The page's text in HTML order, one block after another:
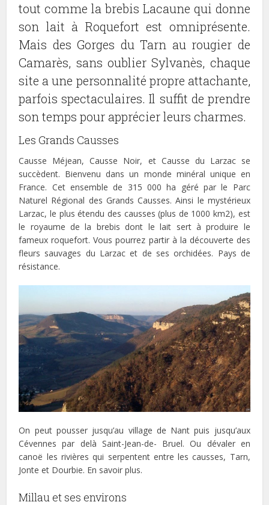
tout comme la brebis Lacaune qui donne
son lait à Roquefort est omniprésente.
Mais des Gorges du Tarn au rougier de
Camarès, sans oublier Sylvanès, chaque
site a une personnalité propre attachante,
parfois spectaculaires. Il suffit de prendre
son temps pour apprécier leurs charmes.
Les Grands Causses
Causse Méjean, Causse Noir, et Causse du Larzac se
succèdent. Bienvenu dans un monde minéral unique en
France. Cet ensemble de 315 000 ha géré par le Parc
Naturel Régional des Grands Causses. Ainsi le mystérieux
Larzac, le plus étendu des causses (plus de 1000 km2), est
le royaume de la brebis dont le lait sert à produire le
fameux roquefort. Vous pourrez partir à la découverte des
fleurs sauvages du Larzac et de ses orchidées. Pays de
résistance.
On peut pousser jusqu’au village de Nant puis jusqu’aux
Cévennes par delà Saint-Jean-de- Bruel. Ou dévaler en
canoë les rivières qui serpentent entre les causses, Tarn,
Jonte et Dourbie. En savoir plus.
Millau et ses environs